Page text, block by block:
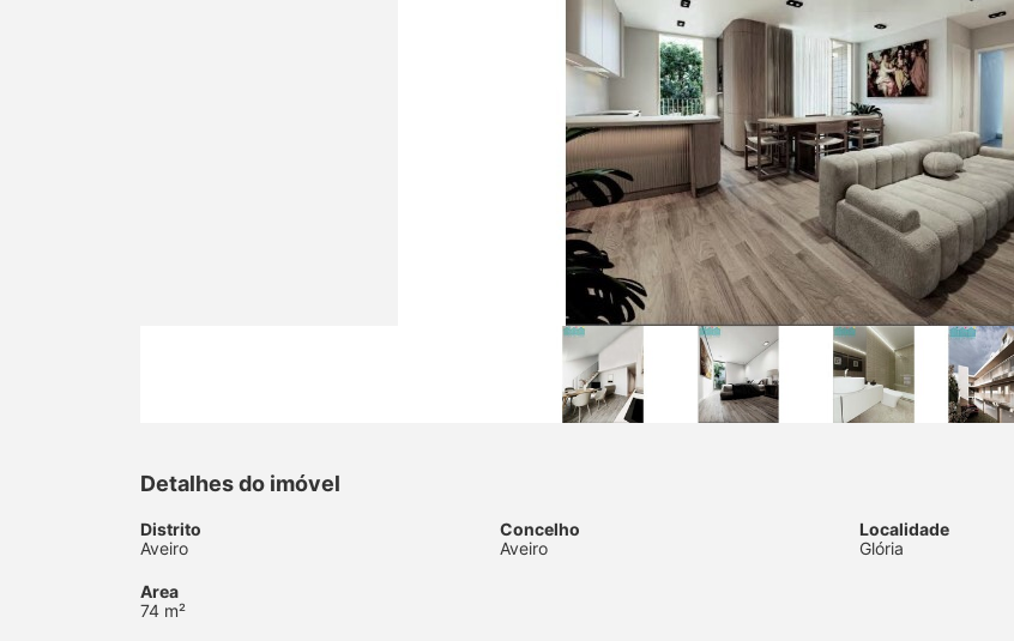
Detalhes do imóvel
Distrito
Aveiro
Concelho
Aveiro
Localidade
Glória
Area
74 m²